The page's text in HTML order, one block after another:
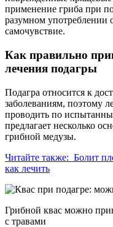
применение гриба при
разумном употреблении
самочувствие.
Как правильно
лечения подагры
Подагра относится к
заболеваниям, поэтому
проводить по
предлагает несколько
грибной медузы.
Читайте также: Болит
как лечить
Грибной квас можно
с травами